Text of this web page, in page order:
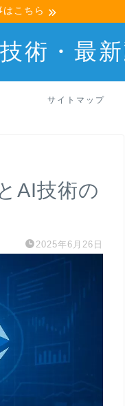
はこちら
術・最
サイトマップ
AI技術の
2025年6月26日